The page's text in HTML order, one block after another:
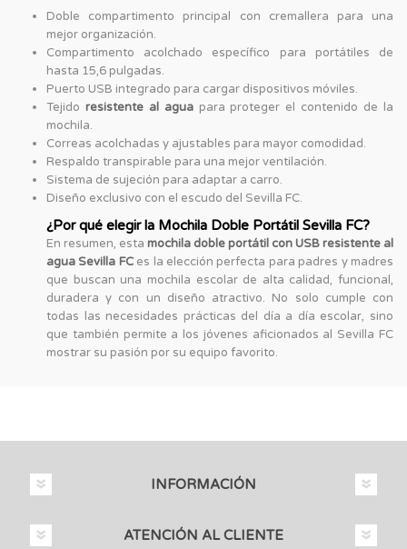
Doble compartimento principal con cremallera para una
mejor organización.
Compartimento acolchado específico para portátiles de
hasta 15,6 pulgadas.
Puerto USB integrado para cargar dispositivos móviles.
Tejido resistente al aguapara proteger el contenido de la
mochila.
Correas acolchadas y ajustables para mayor comodidad.
Respaldo transpirable para una mejor ventilación.
Sistema de sujeción para adaptar a carro.
Diseño exclusivo con el escudo del Sevilla FC.
¿Por qué elegir la Mochila Doble Portátil Sevilla FC?
En resumen, esta mochila doble portátil con USB resistente al
agua Sevilla FCes la elección perfecta para padres y madres
que buscan una mochila escolar de alta calidad, funcional,
duradera y con un diseño atractivo. No solo cumple con
todas las necesidades prácticas del día a día escolar, sino
que también permite a los jóvenes aficionados al Sevilla FC
mostrar su pasión por su equipo favorito.
INFORMACIÓN
ATENCIÓN AL CLIENTE